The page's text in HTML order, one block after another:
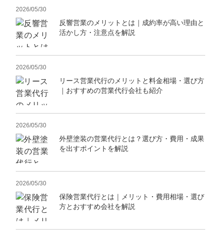
2026/05/30
反響営業のメリットとは｜成約率が高い理由と
活かし方・注意点を解説
2026/05/30
リース営業代行のメリットと料金相場・選び方
｜おすすめの営業代行会社も紹介
2026/05/30
外壁塗装の営業代行とは？選び方・費用・成果
を出すポイントを解説
2026/05/30
保険営業代行とは｜メリット・費用相場・選び
方とおすすめ会社を解説